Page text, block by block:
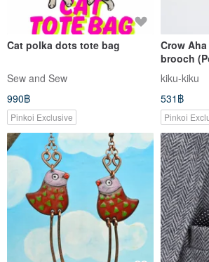
Cat polka dots tote bag
Sew and Sew
990฿
Pinkoi Exclusive
Crow
brooch
kiku-kiku
531฿
Pinkoi